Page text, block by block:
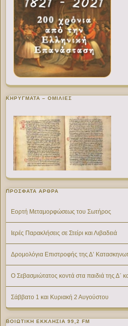
ΚΗΡΥΓΜΑΤΑ – ΟΜΙΛΙΕΣ
ΠΡΌΣΦΑΤΑ ΆΡΘΡΑ
Εορτή Μεταμορφώσεως του Σωτήρος
Ιερές Παρακλήσεις σε Στείρι και Λιβαδειά
Δρομολόγια Επιστροφής της Δ’
Ο Σεβασμιώτατος κοντά στα παιδιά της Δ΄
Σάββατο 1 και Κυριακή 2 Αυγούστου
ΒΟΙΩΤΙΚΉ ΕΚΚΛΗΣΊΑ 99,2 FM